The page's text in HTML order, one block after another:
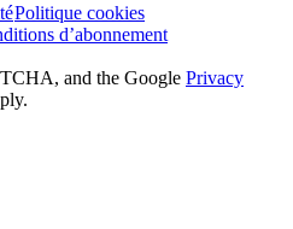
Politique cookies
d’abonnement
and the Google Privacy